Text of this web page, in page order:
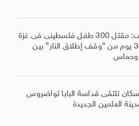
اليونيسف: مقتل 300 طفل فلسطينى فى غزة
خلال 300 يوم من “وقف إطلاق النار” بين
وحماس
تلتقى قداسة البابا تواضروس
العلمين الجديدة